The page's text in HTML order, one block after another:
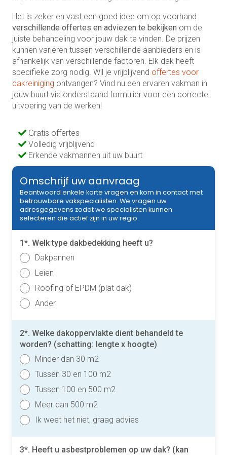
Het is zeker en vast een goed idee om op voorhand
verschillende offertes en adviezen te bekijken om de
juiste behandeling voor jouw dak te vinden. De prijzen
kunnen variëren tussen verschillende aanbieders en is
afhankelijk van verschillende factoren. Elk dak heeft
specifieke zorg nodig. Wil je vrijblijvend offertes voor
dakreiniging ontvangen? Vind nu een ervaren vakman in
jouw buurt via onderstaand formulier voor een correcte
uitvoering van de werken!
Gratis offertes
Volledig vrijblijvend
Erkende vakmannen uit uw buurt
Omschrijf uw aanvraag
Beantwoord enkele korte vragen en kom in contact met
betrouwbare vakspecialisten. We vragen uw
adresgegevens zodat we specialisten kunnen
selecteren die actief zijn in uw regio.
1*. Welk type dakbedekking heeft u?
Dakpannen
Leien
Roofing of EPDM (plat dak)
Ander
2*. Welke dakoppervlakte dient behandeld te
worden? (schatting: lengte x hoogte)
Minder dan 30 m2
Tussen 30 en 100 m2
Tussen 100 en 500 m2
Meer dan 500 m2
Ik weet het niet, graag advies
3*. Heeft u asbestproblemen op uw dak? (kan